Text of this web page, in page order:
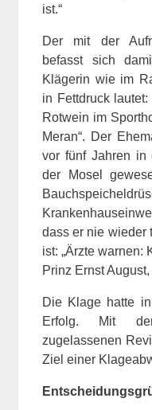
ist.“
Der mit der
befasst sich
Klägerin wie im
in Fettdruck
Rotwein im
Meran“. Der
vor fünf Jahren in
der Mosel
dass er nie wieder
ist: „Ärzte warnen:
Prinz Ernst
Die Klage hatte
Erfolg. Mit
zugelassenen
Ziel einer